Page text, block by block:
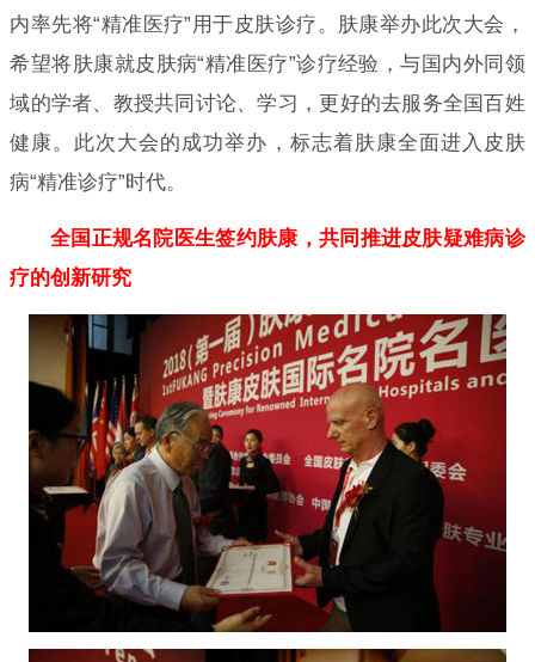
内率先将“精准医疗”用于皮肤诊疗。肤康举办此次大会，
希望将肤康就皮肤病“精准医疗”诊疗经验，与国内外同领
域的学者、教授共同讨论、学习，更好的去服务全国百姓
健康。此次大会的成功举办，标志着肤康全面进入皮肤
病“精准诊疗”时代。
全国正规名院医生签约肤康，共同推进皮肤疑难病诊
疗的创新研究